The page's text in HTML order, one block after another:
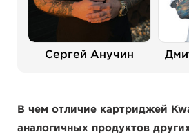
Сергей Анучин
В чем отличие картриджей
аналогичных продуктов